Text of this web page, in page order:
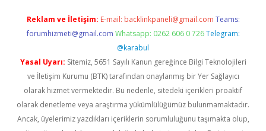
Reklam ve İletişim: E-mail: backlinkpaneli@gmail.com Teams:
forumhizmeti@gmail.com Whatsapp: 0262 606 0 726 Telegram:
@karabul
Yasal Uyarı: Sitemiz, 5651 Sayılı Kanun gereğince Bilgi Teknolojileri
ve İletişim Kurumu (BTK) tarafından onaylanmış bir Yer Sağlayıcı
olarak hizmet vermektedir. Bu nedenle, sitedeki içerikleri proaktif
olarak denetleme veya araştırma yükümlülüğümüz bulunmamaktadır.
Ancak, üyelerimiz yazdıkları içeriklerin sorumluluğunu taşımakta olup,